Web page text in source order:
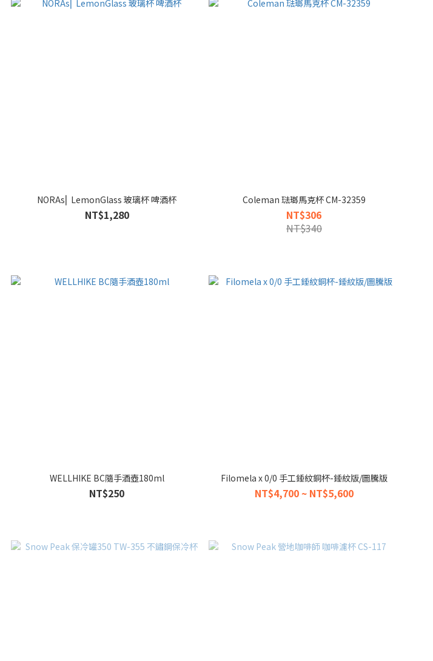
NORAs⎜ LemonGlass 玻璃杯 啤酒杯
NT$1,280
Coleman 琺瑯馬克杯 CM-32359
NT$306
NT$340
WELLHIKE BC隨手酒壺180ml
NT$250
Filomela x 0/0 手工錘紋銅杯-錘紋版/圖騰版
NT$4,700 ~ NT$5,600